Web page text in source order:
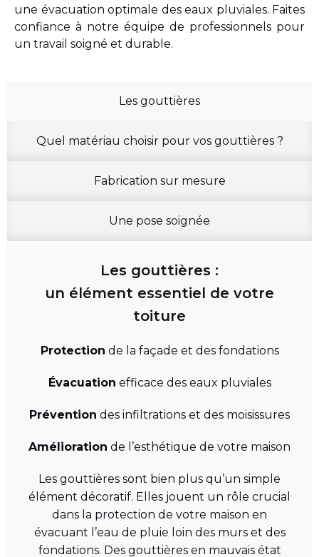
une évacuation optimale des eaux pluviales. Faites
confiance à notre équipe de professionnels pour
un travail soigné et durable.
Les gouttières
Quel matériau choisir pour vos gouttières ?
Fabrication sur mesure
Une pose soignée
Les gouttières :
un élément essentiel de votre
toiture
Protection de la façade et des fondations
Évacuation efficace des eaux pluviales
Prévention des infiltrations et des moisissures
Amélioration de l’esthétique de votre maison
Les gouttières sont bien plus qu’un simple
élément décoratif. Elles jouent un rôle crucial
dans la protection de votre maison en
évacuant l’eau de pluie loin des murs et des
fondations. Des gouttières en mauvais état